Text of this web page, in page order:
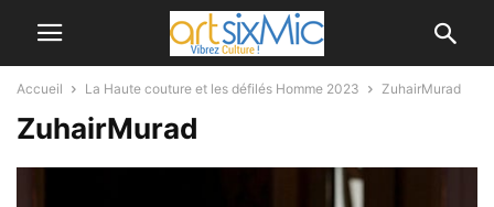
Accueil La Haute couture et les défilés Homme 2023 ZuhairMurad
ZuhairMurad